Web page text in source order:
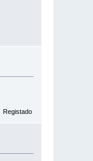
Registado